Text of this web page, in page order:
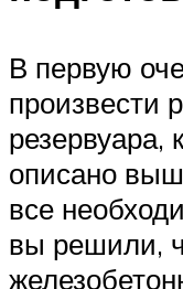
В первую
произвести
резервуара,
описано
все
вы решили,